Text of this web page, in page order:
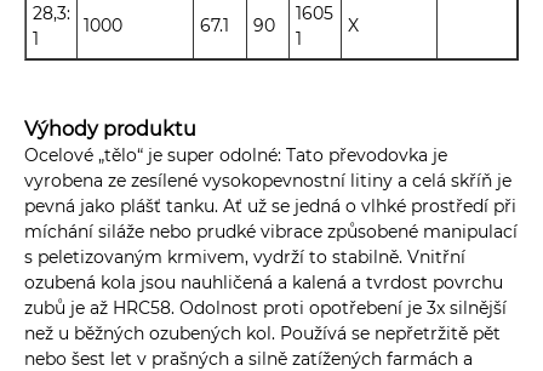
28,3:
1
1000 67.1 90
1605
1
X
Výhody produktu
Ocelové „tělo“ je super odolné: Tato převodovka je
vyrobena ze zesílené vysokopevnostní litiny a celá skříň je
pevná jako plášť tanku. Ať už se jedná o vlhké prostředí při
míchání siláže nebo prudké vibrace způsobené manipulací
s peletizovaným krmivem, vydrží to stabilně. Vnitřní
ozubená kola jsou nauhličená a kalená a tvrdost povrchu
zubů je až HRC58. Odolnost proti opotřebení je 3x silnější
než u běžných ozubených kol. Používá se nepřetržitě pět
nebo šest let v prašných a silně zatížených farmách a